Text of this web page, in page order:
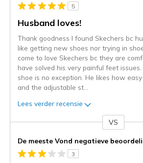
5
Husband loves!
Thank goodness I found Skechers bc
like getting new shoes nor trying in
come to love Skechers bc they are
have solved his very painful feet issues.
shoe is no exception. He likes how
and the adjustable st
Lees verder recensie
content
wordt
momenteel
VS
De meeste Vond negatieve
3